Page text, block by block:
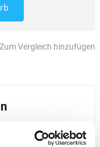
Zum Vergleich hinzufügen